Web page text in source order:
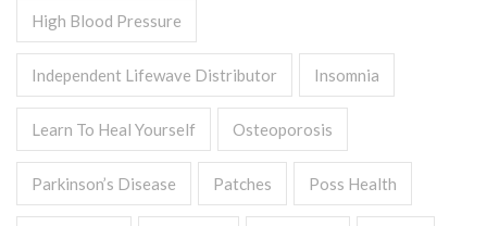
High Blood Pressure
Independent Lifewave Distributor Insomnia
Learn To Heal Yourself Osteoporosis
Parkinson’s Disease Patches Poss Health